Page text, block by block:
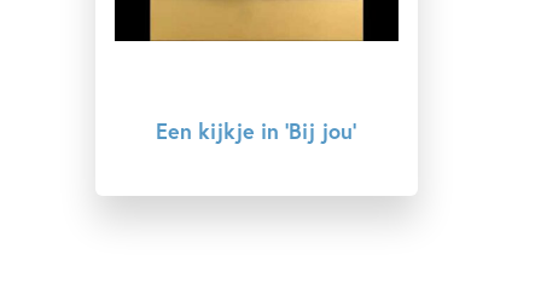
Een kijkje in 'Bij jou'